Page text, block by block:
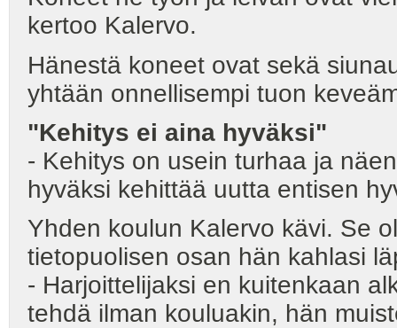
kertoo Kalervo.
Hänestä koneet ovat sekä
yhtään onnellisempi tuon
"Kehitys ei aina hyväksi"
- Kehitys on usein turhaa ja
hyväksi kehittää uutta entisen
Yhden koulun Kalervo kävi. Se
tietopuolisen osan hän kahlasi
- Harjoittelijaksi en kuitenkaan
tehdä ilman kouluakin, hän